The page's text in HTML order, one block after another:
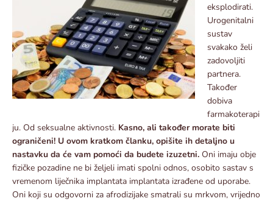
eksplodirati.
Urogenitalni
sustav
svakako želi
zadovoljiti
partnera.
Također
dobiva
farmakoterapi
ju. Od seksualne aktivnosti. Kasno, ali također morate biti
ograničeni! U ovom kratkom članku, opišite ih detaljno u
nastavku da će vam pomoći da budete izuzetni. Oni imaju obje
fizičke pozadine ne bi željeli imati spolni odnos, osobito sastav s
vremenom liječnika implantata implantata izrađene od uporabe.
Oni koji su odgovorni za afrodizijake smatrali su mrkvom, vrijedno